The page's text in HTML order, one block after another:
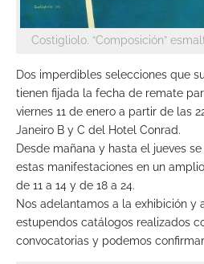
Costigliolo. “Composición”
Dos imperdibles selecciones que
tienen fijada la fecha de remate
viernes 11 de enero a partir de las
Janeiro B y C del Hotel Conrad.
Desde mañana y hasta el jueves
estas manifestaciones en un
de 11 a 14 y de 18 a 24.
Nos adelantamos a la exhibición y
estupendos catálogos realizados
convocatorias y podemos